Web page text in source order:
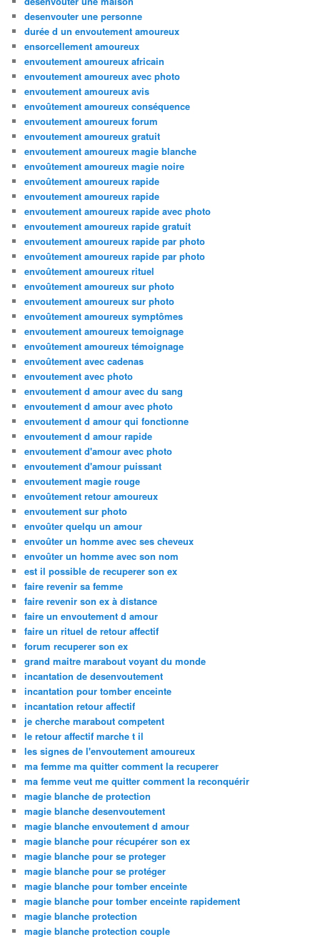
desenvouter une personne
durée d un envoutement amoureux
ensorcellement amoureux
envoutement amoureux africain
envoutement amoureux avec photo
envoutement amoureux avis
envoûtement amoureux conséquence
envoutement amoureux forum
envoutement amoureux gratuit
envoutement amoureux magie blanche
envoûtement amoureux magie noire
envoûtement amoureux rapide
envoutement amoureux rapide
envoutement amoureux rapide avec photo
envoutement amoureux rapide gratuit
envoutement amoureux rapide par photo
envoûtement amoureux rapide par photo
envoûtement amoureux rituel
envoûtement amoureux sur photo
envoutement amoureux sur photo
envoûtement amoureux symptômes
envoutement amoureux temoignage
envoûtement amoureux témoignage
envoûtement avec cadenas
envoutement avec photo
envoutement d amour avec du sang
envoutement d amour avec photo
envoutement d amour qui fonctionne
envoutement d amour rapide
envoutement d'amour avec photo
envoutement d'amour puissant
envoutement magie rouge
envoûtement retour amoureux
envoutement sur photo
envoûter quelqu un amour
envoûter un homme avec ses cheveux
envoûter un homme avec son nom
est il possible de recuperer son ex
faire revenir sa femme
faire revenir son ex à distance
faire un envoutement d amour
faire un rituel de retour affectif
forum recuperer son ex
grand maitre marabout voyant du monde
incantation de desenvoutement
incantation pour tomber enceinte
incantation retour affectif
je cherche marabout competent
le retour affectif marche t il
les signes de l'envoutement amoureux
ma femme ma quitter comment la recuperer
ma femme veut me quitter comment la reconquérir
magie blanche de protection
magie blanche desenvoutement
magie blanche envoutement d amour
magie blanche pour récupérer son ex
magie blanche pour se proteger
magie blanche pour se protéger
magie blanche pour tomber enceinte
magie blanche pour tomber enceinte rapidement
magie blanche protection
magie blanche protection couple